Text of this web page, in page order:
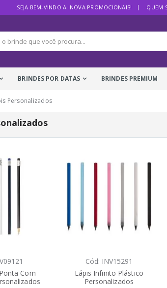
SEJA BEM-VINDO A INOVA PROMOCIONAIS! QUEM
BRINDES POR DATAS BRINDES PREMIUM
Personalizados
Com
Cód: INV15291
Lápis Infinito Plástico
Personalizados